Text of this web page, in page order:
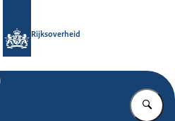
Rijksoverheid